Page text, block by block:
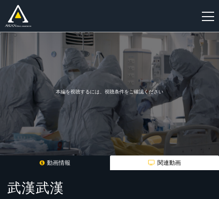
規
本編を視聴するには、視聴条件をご確認ください
動画情報 関連動画
武漢武漢